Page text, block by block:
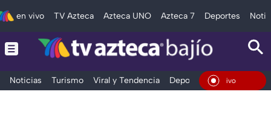
en vivo TV Azteca Azteca UNO Azteca 7 Deportes
Noticias Turismo Viral y Tendencia Deportes Espectáculos
En Vivo